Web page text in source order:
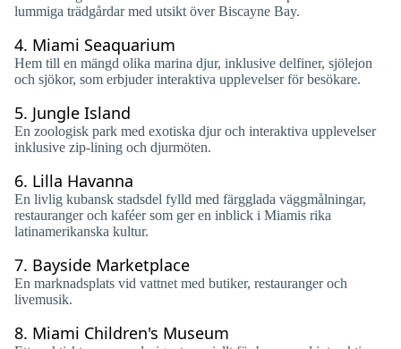
lummiga trädgårdar med utsikt över Biscayne Bay.
4. Miami Seaquarium
Hem till en mängd olika marina djur, inklusive delfiner, sjölejon
och sjökor, som erbjuder interaktiva upplevelser för besökare.
5. Jungle Island
En zoologisk park med exotiska djur och interaktiva upplevelser
inklusive zip-lining och djurmöten.
6. Lilla Havanna
En livlig kubansk stadsdel fylld med färgglada väggmålningar,
restauranger och kaféer som ger en inblick i Miamis rika
latinamerikanska kultur.
7. Bayside Marketplace
En marknadsplats vid vattnet med butiker, restauranger och
livemusik.
8. Miami Children's Museum